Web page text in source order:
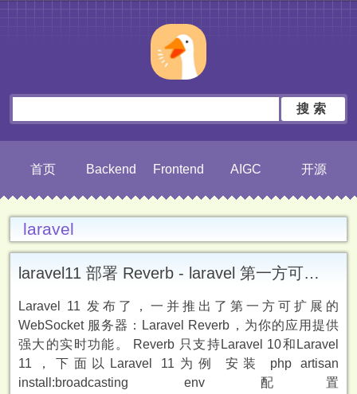
搜索
首页 Backend Frontend AIGC 开源
laravel
laravel11 部署 Reverb - laravel 第一方可扩展的 WebSocket 服务器
Laravel 11 发布了，一并推出了第一方可扩展的
WebSocket 服务器：Laravel Reverb，为你的应用提供
强大的实时功能。 Reverb 只支持Laravel 10和Laravel
11，下面以Laravel 11为例 安装 php artisan
install:broadcasting env 配置